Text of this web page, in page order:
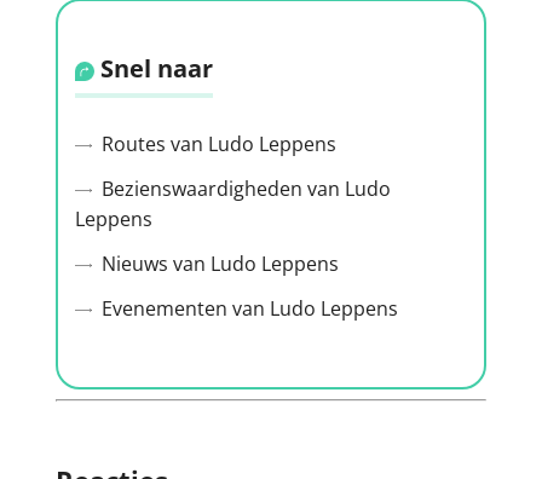
Snel naar
Routes van Ludo Leppens
Bezienswaardigheden van Ludo
Leppens
Nieuws van Ludo Leppens
Evenementen van Ludo Leppens